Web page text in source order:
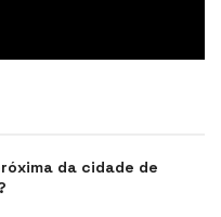
da cidade de